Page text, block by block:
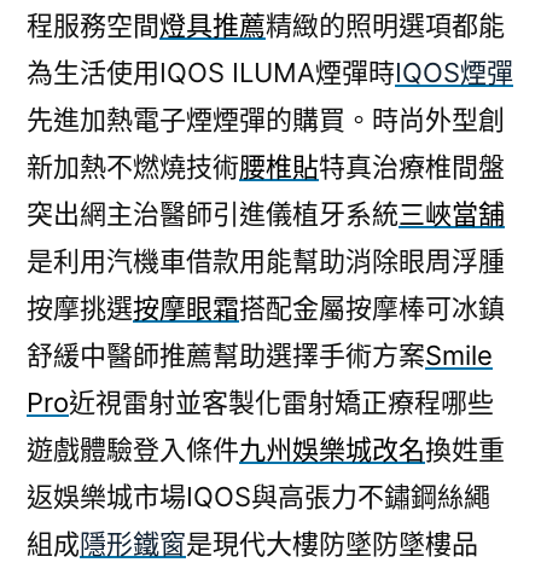
程服務空間燈具推薦精緻的照明選項都能
為生活使用IQOS ILUMA煙彈時IQOS煙彈
先進加熱電子煙煙彈的購買。時尚外型創
新加熱不燃燒技術腰椎貼特真治療椎間盤
突出網主治醫師引進儀植牙系統三峽當舖
是利用汽機車借款用能幫助消除眼周浮腫
按摩挑選按摩眼霜搭配金屬按摩棒可冰鎮
舒緩中醫師推薦幫助選擇手術方案Smile
Pro近視雷射並客製化雷射矯正療程哪些
遊戲體驗登入條件九州娛樂城改名換姓重
返娛樂城市場IQOS與高張力不鏽鋼絲繩
組成隱形鐵窗是現代大樓防墜防墜樓品